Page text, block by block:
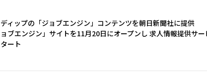
ディップの「ジョブエンジン」コンテンツを朝日新聞社に提供
ョブエンジン」サイトを11月20日にオープンし 求人情報提供サー
タート